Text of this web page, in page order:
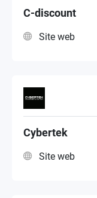
C-discount
Site web
Cybertek
Site web